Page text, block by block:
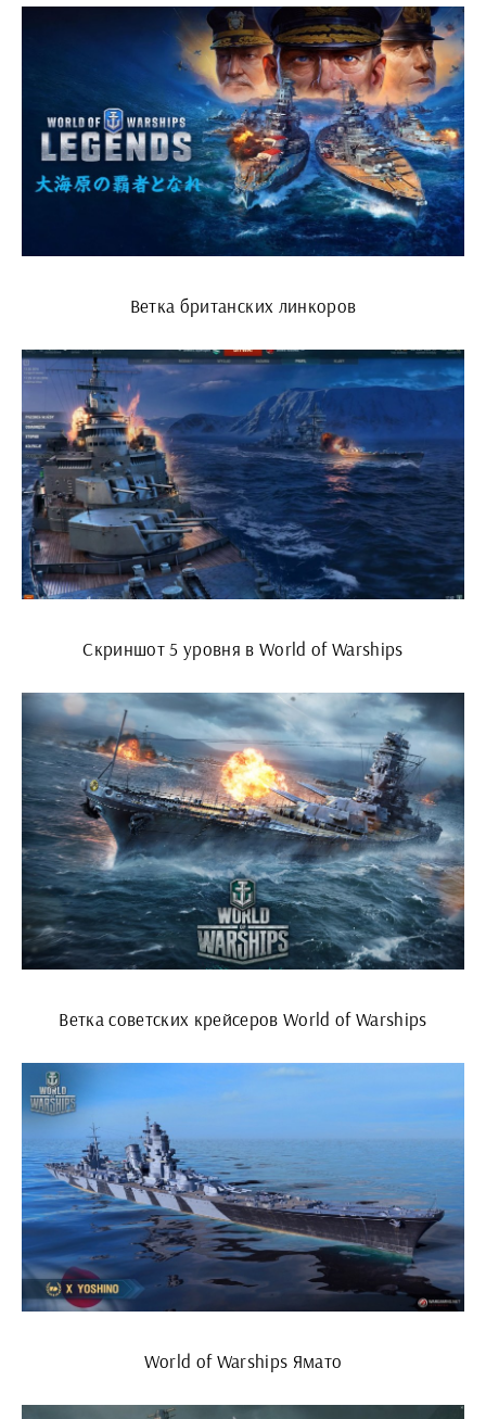
Ветка британских линкоров
Скриншот 5 уровня в World of Warships
Ветка советских крейсеров World of Warships
World of Warships Ямато